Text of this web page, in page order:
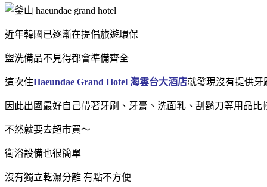
近年韓國已逐漸在提倡旅遊環保
盥洗備品不見得都會準備齊全
這次住Haeundae Grand Hotel 海雲台大酒店就發現沒有提供牙
因此出國最好自己帶著牙刷、牙膏、洗面乳、刮鬍刀等用品比
不然就要去超市買～
衛浴設備也很簡單
沒有獨立乾濕分離 有點不方便